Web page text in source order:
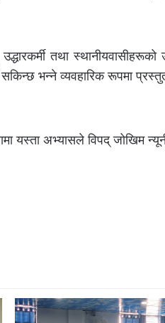
तथा
सकिन्छ भन्ने व्यवहारिक रूपमा
यस्ता अभ्यासले विपद् जोखिम